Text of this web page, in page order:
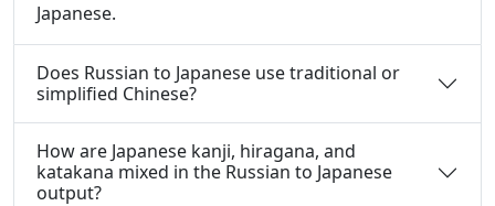
Japanese.
Does Russian to Japanese use traditional or
simplified Chinese?
How are Japanese kanji, hiragana, and
katakana mixed in the Russian to Japanese
output?